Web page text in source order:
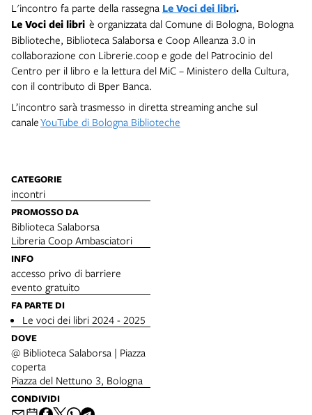
L'incontro fa parte della rassegna Le Voci dei libri.
Le Voci dei libri è organizzata dal Comune di Bologna, Bologna
Biblioteche, Biblioteca Salaborsa e Coop Alleanza 3.0 in
collaborazione con Librerie.coop e gode del Patrocinio del
Centro per il libro e la lettura del MiC – Ministero della Cultura,
con il contributo di Bper Banca.
L’incontro sarà trasmesso in diretta streaming anche sul
canaleYouTube di Bologna Biblioteche
CATEGORIE
incontri
PROMOSSO DA
Biblioteca Salaborsa
Libreria Coop Ambasciatori
INFO
accesso privo di barriere
evento gratuito
FA PARTE DI
Le voci dei libri 2024 - 2025
DOVE
@ Biblioteca Salaborsa | Piazza
coperta
Piazza del Nettuno 3, Bologna
CONDIVIDI